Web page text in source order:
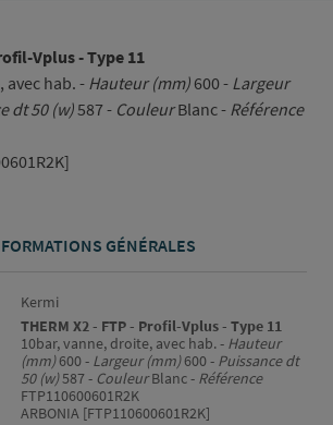
Vplus - Type 11
avec hab. - Hauteur (mm) 600 - Largeur
dt 50 (w)587 - CouleurBlanc - Référence
GÉNÉRALES
Kermi
THERM X2 - FTP - Profil-Vplus - Type 11
10bar, vanne, droite, avec hab. - Hauteur
(mm)600 - Largeur (mm)600 - Puissance dt
50 (w)587 - CouleurBlanc - Référence
FTP110600601R2K
ARBONIA [FTP110600601R2K]